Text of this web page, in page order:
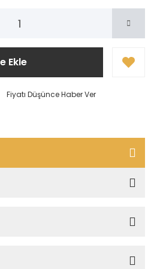
Ekle
Fiyatı Düşünce Haber Ver